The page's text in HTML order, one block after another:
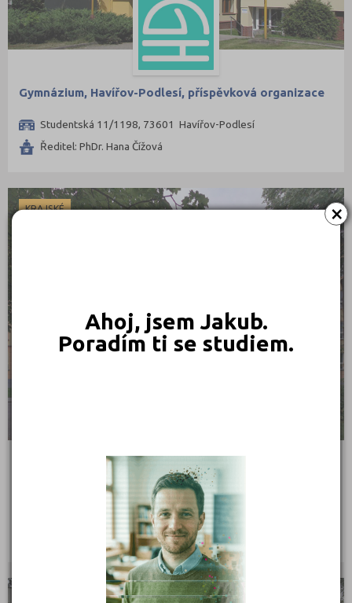
×
Ahoj, jsem Jakub.
Poradím ti se studiem.
Gymnázium, Havířov-Podlesí, příspěvková organizace
Studentská 11/1198, 73601 Havířov-Podlesí
Ředitel: PhDr. Hana Čížová
KRAJSKÉ
Gymnázium, Karviná, příspěvková organizace
Mírová 1442, 73506 Karviná - Nové Město
Ředitel: Mgr. Miloš Kučera